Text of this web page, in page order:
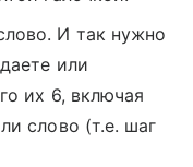
И так нужно
или
их 6, включая
слово (т.е. шаг